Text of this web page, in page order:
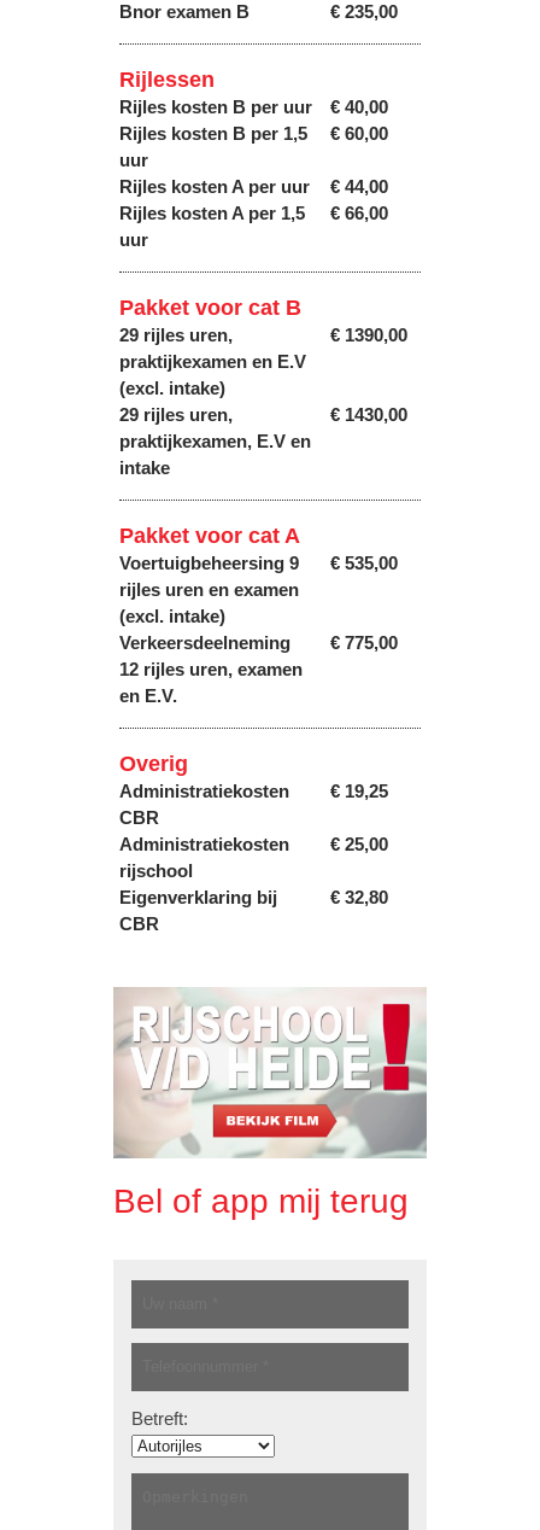
Bnor examen B
€ 235,00
Rijlessen
Rijles kosten B per uur
€ 40,00
Rijles kosten B per 1,5
uur
€ 60,00
Rijles kosten A per uur
€ 44,00
Rijles kosten A per 1,5
uur
€ 66,00
Pakket voor cat B
29 rijles uren,
praktijkexamen en E.V
(excl. intake)
€ 1390,00
29 rijles uren,
praktijkexamen, E.V en
intake
€ 1430,00
Pakket voor cat A
Voertuigbeheersing 9
rijles uren en examen
(excl. intake)
€ 535,00
Verkeersdeelneming
12 rijles uren, examen
en E.V.
€ 775,00
Overig
Administratiekosten
CBR
€ 19,25
Administratiekosten
rijschool
€ 25,00
Eigenverklaring bij
CBR
€ 32,80
Bel of app mij terug
Betreft: